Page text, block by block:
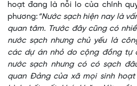
hoạt đang là nỗi lo của chính
phương: “Nước sạch hiện nay là
quan tâm. Trước đây cũng có
nước sạch nhưng chủ yếu là
các dự án nhỏ do cộng đồng tự
nước sạch nhưng có có sạch
quan Đảng của xã mọi sinh